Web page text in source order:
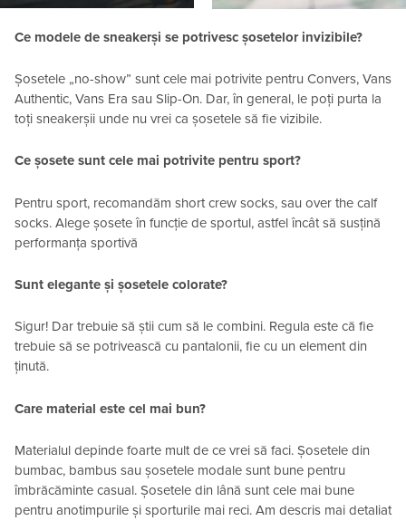
Ce modele de sneakerși se potrivesc șosetelor invizibile?
Șosetele „no-show” sunt cele mai potrivite pentru Convers, Vans
Authentic, Vans Era sau Slip-On. Dar, în general, le poți purta la
toți sneakerșii unde nu vrei ca șosetele să fie vizibile.
Ce șosete sunt cele mai potrivite pentru sport?
Pentru sport, recomandăm short crew socks, sau over the calf
socks. Alege șosete în funcție de sportul, astfel încât să susțină
performanța sportivă
Sunt elegante și șosetele colorate?
Sigur! Dar trebuie să știi cum să le combini. Regula este că fie
trebuie să se potrivească cu pantalonii, fie cu un element din
ținută.
Care material este cel mai bun?
Materialul depinde foarte mult de ce vrei să faci. Șosetele din
bumbac, bambus sau șosetele modale sunt bune pentru
îmbrăcăminte casual. Șosetele din lână sunt cele mai bune
pentru anotimpurile și sporturile mai reci. Am descris mai detaliat